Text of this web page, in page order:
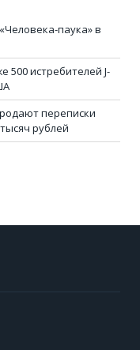
паука» в
500 истребителей J-
переписки
рублей